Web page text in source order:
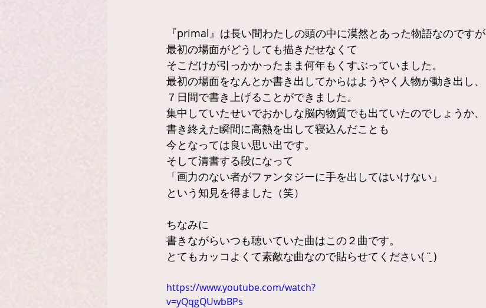
『primal』は長い間わたしの頭の中に漠然とあった物語なのですが
最初の場面がどうしても描きだせなくて
そこだけが引っかかったまま何年もくすぶっていました。
最初の場面をなんとか書き出してからはようやく人物が動き出し、
７日間で書き上げることができました。
集中していたせいでおかしな脳内物質でも出ていたのでしょうか、
書き終えた瞬間に高熱を出して寝込んだことも
今となっては良い思い出です。
そして清書する段になって
「画力のない者がファンタジーに手を出してはいけない」
という知見を得ました（笑）
ちなみに
書きながらいつも聴いていた曲はこの２曲です。
とてもカッコよくて素敵な曲なので貼らせてください( ¨̮ )
https://www.youtube.com/watch?
v=yQqgQUwbBPs